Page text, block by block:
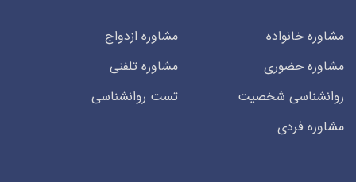
مشاوره خانواده
مشاوره ازدواج
مشاوره حضوری
مشاوره تلفنی
روانشناسی شخصیت
تست روانشناسی
مشاوره فردی